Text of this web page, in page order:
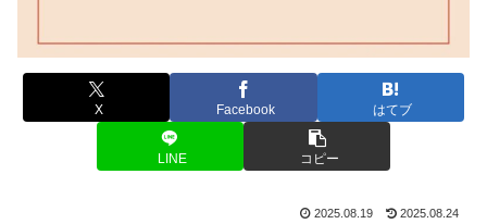
X Facebook はてブ
LINE コピー
2025.08.19 2025.08.24